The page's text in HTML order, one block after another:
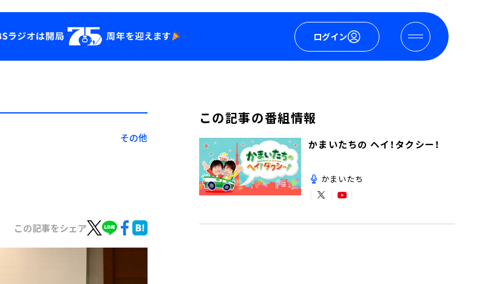
ログイン
YouTube
その他
この記事をシェア
この記事の番組情報
かまいたちの ヘイ！タクシー！
かまいたち